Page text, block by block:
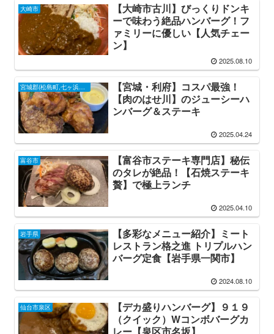
大崎市
【大崎市古川】びっくりドンキ
ーで味わう絶品ハンバーグ！フ
ァミリーに優しい【人気チェー
ン】
2025.08.10
宮城郡(松島町,七ヶ浜町,利府町)
【宮城・利府】コスパ最強！
【肉のはせ川】のジューシーハ
ンバーグ＆ステーキ
2025.04.24
富谷市
【富谷市ステーキ専門店】秘伝
のタレが絶品！【石焼ステーキ
贅】で極上ランチ
2025.04.10
岩手県
【多彩なメニュー紹介】ミート
レストラン格之進 トリプルハン
バーグ定食【岩手県一関市】
2024.08.10
仙台市泉区
【デカ盛りハンバーグ】９１９
（クイック）Wコンボバーグカ
レー【泉区市名坂】